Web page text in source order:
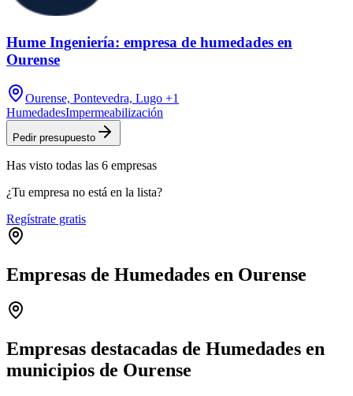
Hume Ingeniería: empresa de humedades en
Ourense
Ourense, Pontevedra, Lugo +1
HumedadesImpermeabilización
Pedir presupuesto
Has visto todas las 6 empresas
¿Tu empresa no está en la lista?
Regístrate gratis
Empresas de Humedades en Ourense
−
Empresas destacadas de Humedades en
municipios de Ourense